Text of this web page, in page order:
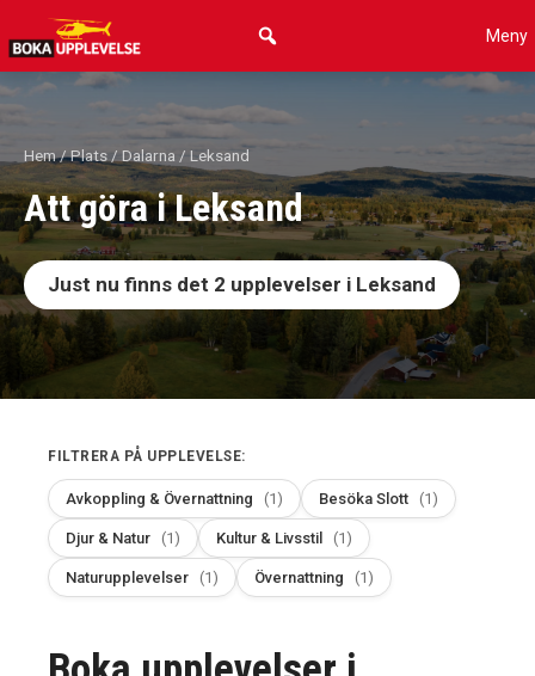
Hoppa
till
innehåll
Meny
Hem/Plats / Dalarna / Leksand
Att göra i Leksand
Just nu finns det 2 upplevelser i Leksand
FILTRERA PÅ UPPLEVELSE:
Avkoppling & Övernattning (1) Besöka Slott (1)
Djur & Natur (1) Kultur & Livsstil (1)
Naturupplevelser (1) Övernattning (1)